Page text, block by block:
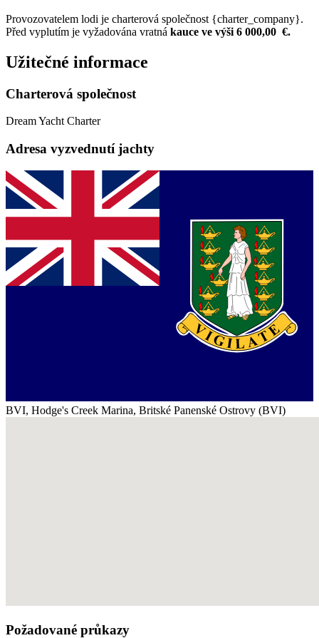
Provozovatelem lodi je charterová společnost {charter_company}.
Před vyplutím je vyžadována vratná kauce ve výši 6 000,00 €.
Užitečné informace
Charterová společnost
Dream Yacht Charter
Adresa vyzvednutí jachty
BVI, Hodge's Creek Marina, Britské Panenské Ostrovy (BVI)
Požadované průkazy